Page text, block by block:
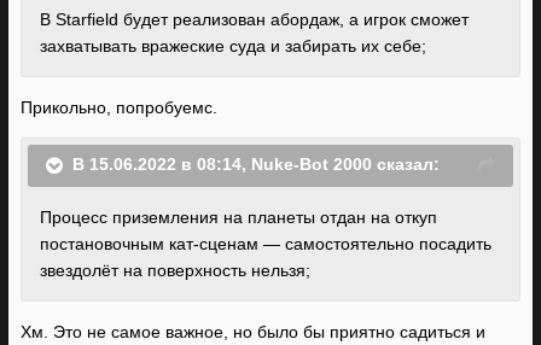
В Starfield будет реализован абордаж, а игрок сможет
захватывать вражеские суда и забирать их себе;
Прикольно, попробуемс.
В 15.06.2022 в 08:14, Nuke-Bot 2000 сказал:
Процесс приземления на планеты отдан на откуп
постановочным кат-сценам — самостоятельно посадить
звездолёт на поверхность нельзя;
Хм. Это не самое важное, но было бы приятно садиться и